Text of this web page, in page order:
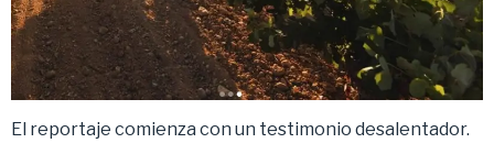
El reportaje comienza con un testimonio desalentador.